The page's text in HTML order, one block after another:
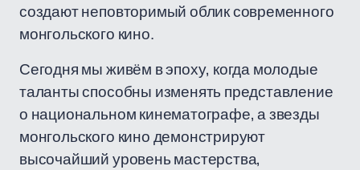
создают неповторимый облик современного
монгольского кино.
Сегодня мы живём в эпоху, когда молодые
таланты способны изменять представление
о национальном кинематографе, а звезды
монгольского кино демонстрируют
высочайший уровень мастерства,